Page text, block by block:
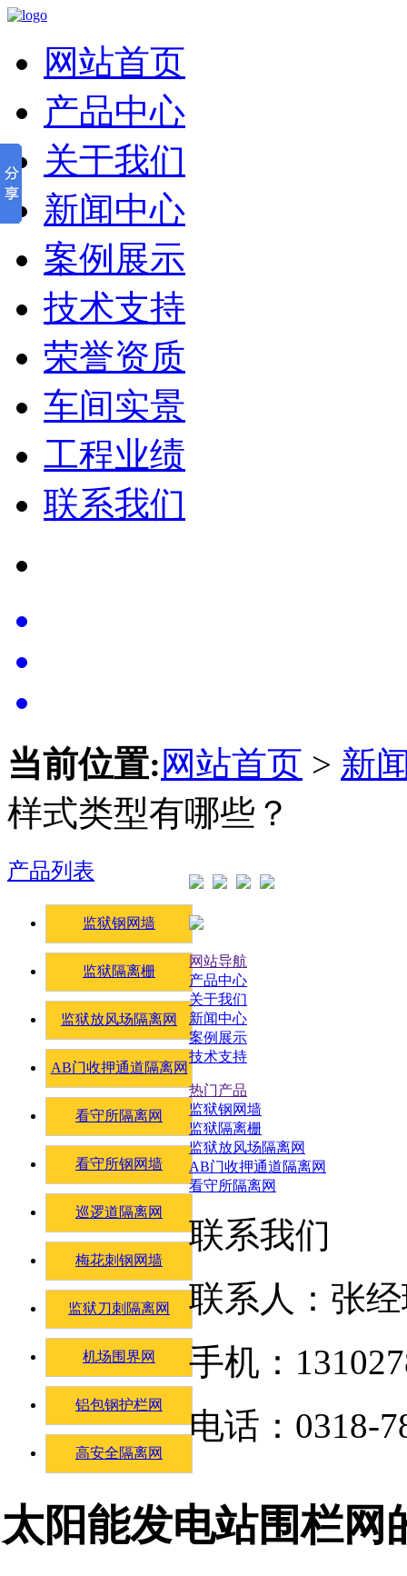
网站首页
产品中心
关于我们
新闻中心
案例展示
技术支持
荣誉资质
车间实景
工程业绩
联系我们
当前位置: 网站首页 > 新
样式类型有哪些？
产品列表
监狱钢网墙
监狱隔离栅
监狱放风场隔离网
AB门收押通道隔离网
看守所隔离网
看守所钢网墙
巡逻道隔离网
梅花刺钢网墙
监狱刀刺隔离网
机场围界网
铝包钢护栏网
高安全隔离网
太阳能发电站围栏网
网站导航
产品中心
关于我们
新闻中心
案例展示
技术支持
热门产品
监狱钢网墙
监狱隔离栅
监狱放风场隔离网
AB门收押通道隔离网
看守所隔离网
联系我们
联系人：张
手机：
电话：0318-